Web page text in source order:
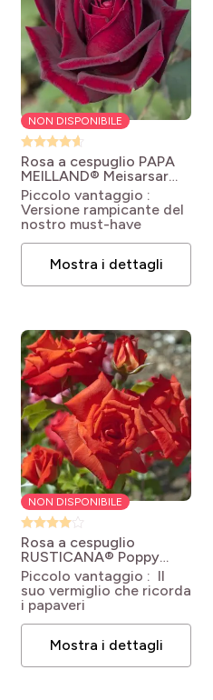
NON DISPONIBILE
Rosa a cespuglio PAPA
MEILLAND® Meisarsar
Rosa Papa Meilland®
Meicesar
Piccolo vantaggio :
Versione rampicante del
nostro must-have
Mostra i dettagli
NON DISPONIBILE
Rosa a cespuglio
RUSTICANA® Poppy
Flash Rosa 'Meilena'
RUSTICANA®
Piccolo vantaggio : Il
suo vermiglio che ricorda
i papaveri
Mostra i dettagli